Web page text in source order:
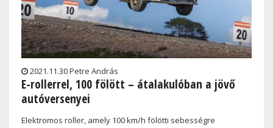
2021.11.30 Petre András
E-rollerrel, 100 fölött – átalakulóban a jövő
autóversenyei
Elektromos roller, amely 100 km/h fölötti sebességre